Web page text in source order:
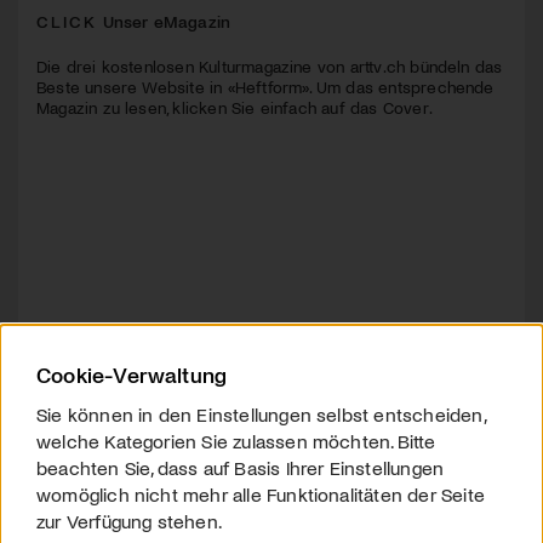
CLICK Unser eMagazin
Die drei kostenlosen Kulturmagazine von arttv.ch bündeln das
Beste unsere Website in «Heftform». Um das entsprechende
Magazin zu lesen, klicken Sie einfach auf das Cover.
Cookie-Verwaltung
Sie können in den Einstellungen selbst entscheiden,
welche Kategorien Sie zulassen möchten. Bitte
beachten Sie, dass auf Basis Ihrer Einstellungen
womöglich nicht mehr alle Funktionalitäten der Seite
zur Verfügung stehen.